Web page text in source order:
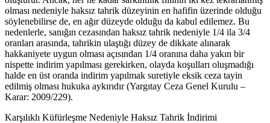
olması nedeniyle haksız tahrik düzeyinin en hafifin üzerinde olduğu
söylenebilirse de, en ağır düzeyde olduğu da kabul edilemez. Bu
nedenlerle, sanığın cezasından haksız tahrik nedeniyle 1/4 ila 3/4
oranları arasında, tahrikin ulaştığı düzey de dikkate alınarak
hakkaniyete uygun olması açısından 1/4 oranına daha yakın bir
nispette indirim yapılması gerekirken, olayda koşulları oluşmadığı
halde en üst oranda indirim yapılmak suretiyle eksik ceza tayin
edilmiş olması hukuka aykırıdır (Yargıtay Ceza Genel Kurulu –
Karar: 2009/229).
Karşılıklı Küfürleşme Nedeniyle Haksız Tahrik İndirimi